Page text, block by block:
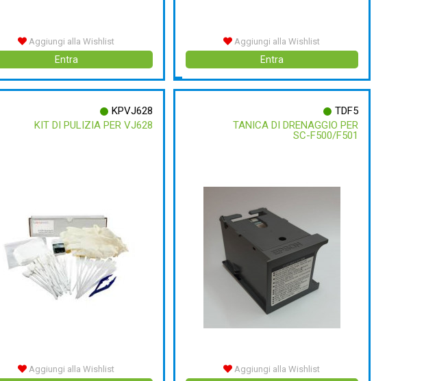
Aggiungi alla Wishlist
Entra
Aggiungi alla Wishlist
Entra
KPVJ628
KIT DI PULIZIA PER VJ628
Aggiungi alla Wishlist
TDF5
TANICA DI DRENAGGIO PER
SC-F500/F501
Aggiungi alla Wishlist